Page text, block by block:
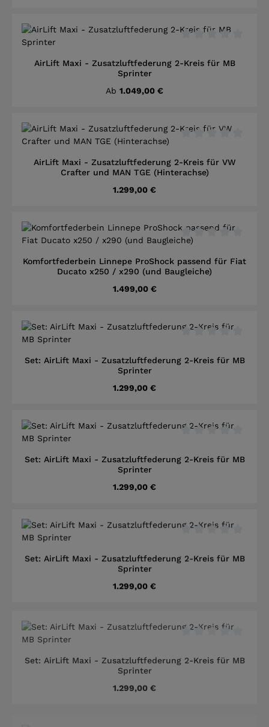
AirLift Maxi - Zusatzluftfederung 2-Kreis für MB
Sprinter
Regulärer Preis:
Ab 1.049,00 €
AirLift Maxi - Zusatzluftfederung 2-Kreis für VW
Crafter und MAN TGE (Hinterachse)
Regulärer Preis:
1.299,00 €
Durchschnittliche
Komfortfederbein Linnepe ProShock passend für Fiat
Ducato x250 / x290 (und Baugleiche)
Regulärer Preis:
1.499,00 €
Set: AirLift Maxi - Zusatzluftfederung 2-Kreis für MB
Sprinter
Regulärer Preis:
1.299,00 €
Set: AirLift Maxi - Zusatzluftfederung 2-Kreis für MB
Sprinter
Regulärer Preis:
1.299,00 €
Set: AirLift Maxi - Zusatzluftfederung 2-Kreis für MB
Sprinter
Regulärer Preis:
1.299,00 €
Set: AirLift Maxi - Zusatzluftfederung 2-Kreis für MB
Sprinter
Regulärer Preis:
1.299,00 €